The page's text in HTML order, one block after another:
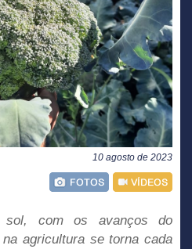
10 agosto de 2023
com os avanços do
agricultura se torna cada